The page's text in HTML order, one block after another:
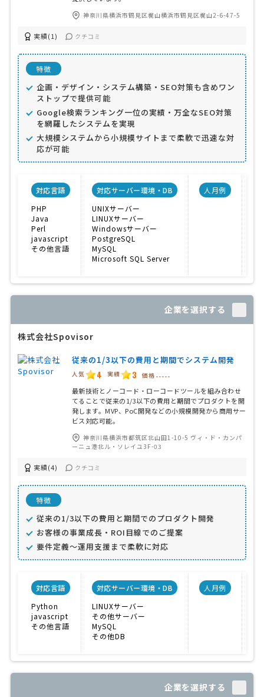
神奈川県横浜市鶴見区梶山横浜市鶴見区梶山2-6-47-5
実績(1) クチコミ
特徴
企画・デザイン・システム構築・SEO対策も含めワン
ストップで提供可能
Google検索ランキング一位の実績・万全なSEO対策
を網羅したシステムを実現
大規模システムから小規模サイトまで柔軟で迅速な対
応が可能
対応言語
PHP
Java
Perl
javascript
その他言語
対応サーバー環境・DB
UNIXサーバー
LINUXサーバー
Windowsサーバー
PostgreSQL
MySQL
Microsoft SQL Server
人月例
企業を選択する
株式会社Spovisor
従来の1/3以下の費用と期間でシステム開発
人気 4 実績 3 価格 -----
最新技術とノーコード・ローコードツールを組み合わせ
てることで従来の1/3以下の費用と期間でプロダクトを開
発します。MVP、PoC開発などの小規模開発から商用サー
ビス対応可能。
神奈川県横浜市都筑区北山田1-10-5 ヴィ・ド・カンパ
ーニュ港北ル・ソレイユ3F-03
実績(4) クチコミ
特徴
従来の1/3以下の費用と期間でのプロダクト開発
お客様の事業成長・ROI目線でのご提案
要件定義〜運用支援まで柔軟に対応
対応言語
Python
javascript
その他言語
対応サーバー環境・DB
LINUXサーバー
その他サーバー
MySQL
その他DB
人月例
企業を選択する